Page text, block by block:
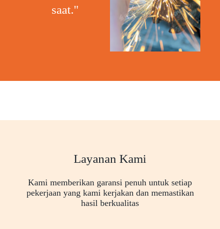
saat."
Layanan Kami
Kami memberikan garansi penuh untuk setiap
pekerjaan yang kami kerjakan dan memastikan
hasil berkualitas